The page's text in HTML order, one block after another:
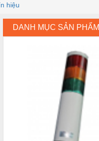
hiệu
DANH MỤC SẢN PHẨM